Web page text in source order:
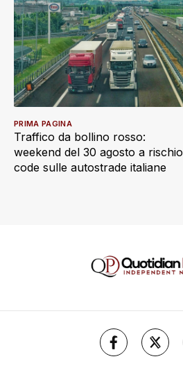
Traffico da bollino rosso:
weekend del 30 agosto a rischio
code sulle autostrade italiane
PRIMA PAGINA